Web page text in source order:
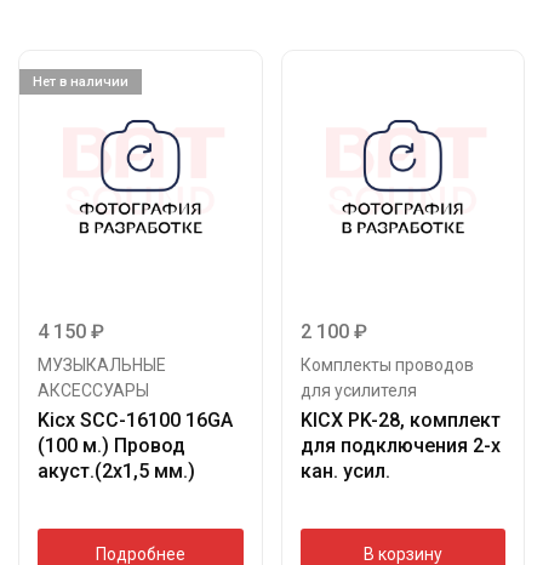
Нет в наличии
4 150 ₽
МУЗЫКАЛЬНЫЕ
АКСЕССУАРЫ
Kicx SCC-16100 16GA
(100 м.) Провод
акуст.(2х1,5 мм.)
Подробнее
2 100 ₽
Комплекты проводов
для усилителя
KICX PK-28, комплект
для подключения 2-х
кан. усил.
В корзину